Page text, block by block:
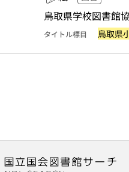
鳥取県学校図書館
タイトル標目 鳥取県